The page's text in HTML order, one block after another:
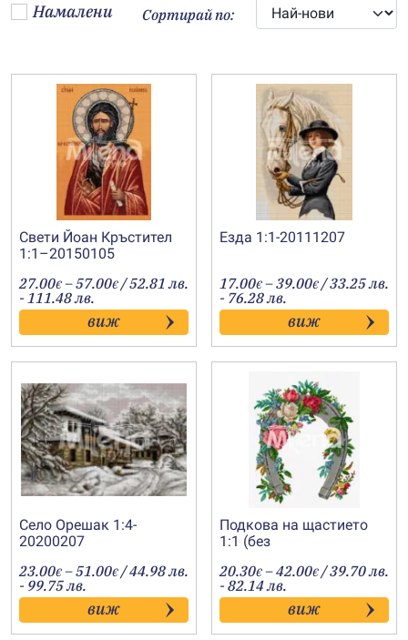
Намалени Сортирай по:
Свети Йоан Кръстител
1:1–20150105
27.00€ –57.00€Price
range:
27.00€
through
57.00€
/ 52.81 лв.
- 111.48 лв.
виж
Езда 1:1-20111207
17.00€ –39.00€Price
range:
17.00€
through
39.00€
/ 33.25 лв.
- 76.28 лв.
виж
Село Орешак 1:4-
20200207
23.00€ –51.00€Price
range:
23.00€
through
51.00€
/ 44.98 лв.
- 99.75 лв.
виж
Подкова на щастието
1:1 (без
20.30€ –42.00€Price
range:
20.30€
through
42.00€
/ 39.70 лв.
- 82.14 лв.
виж